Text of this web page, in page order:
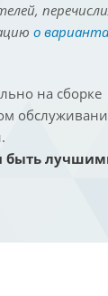
о
на сборке
быть